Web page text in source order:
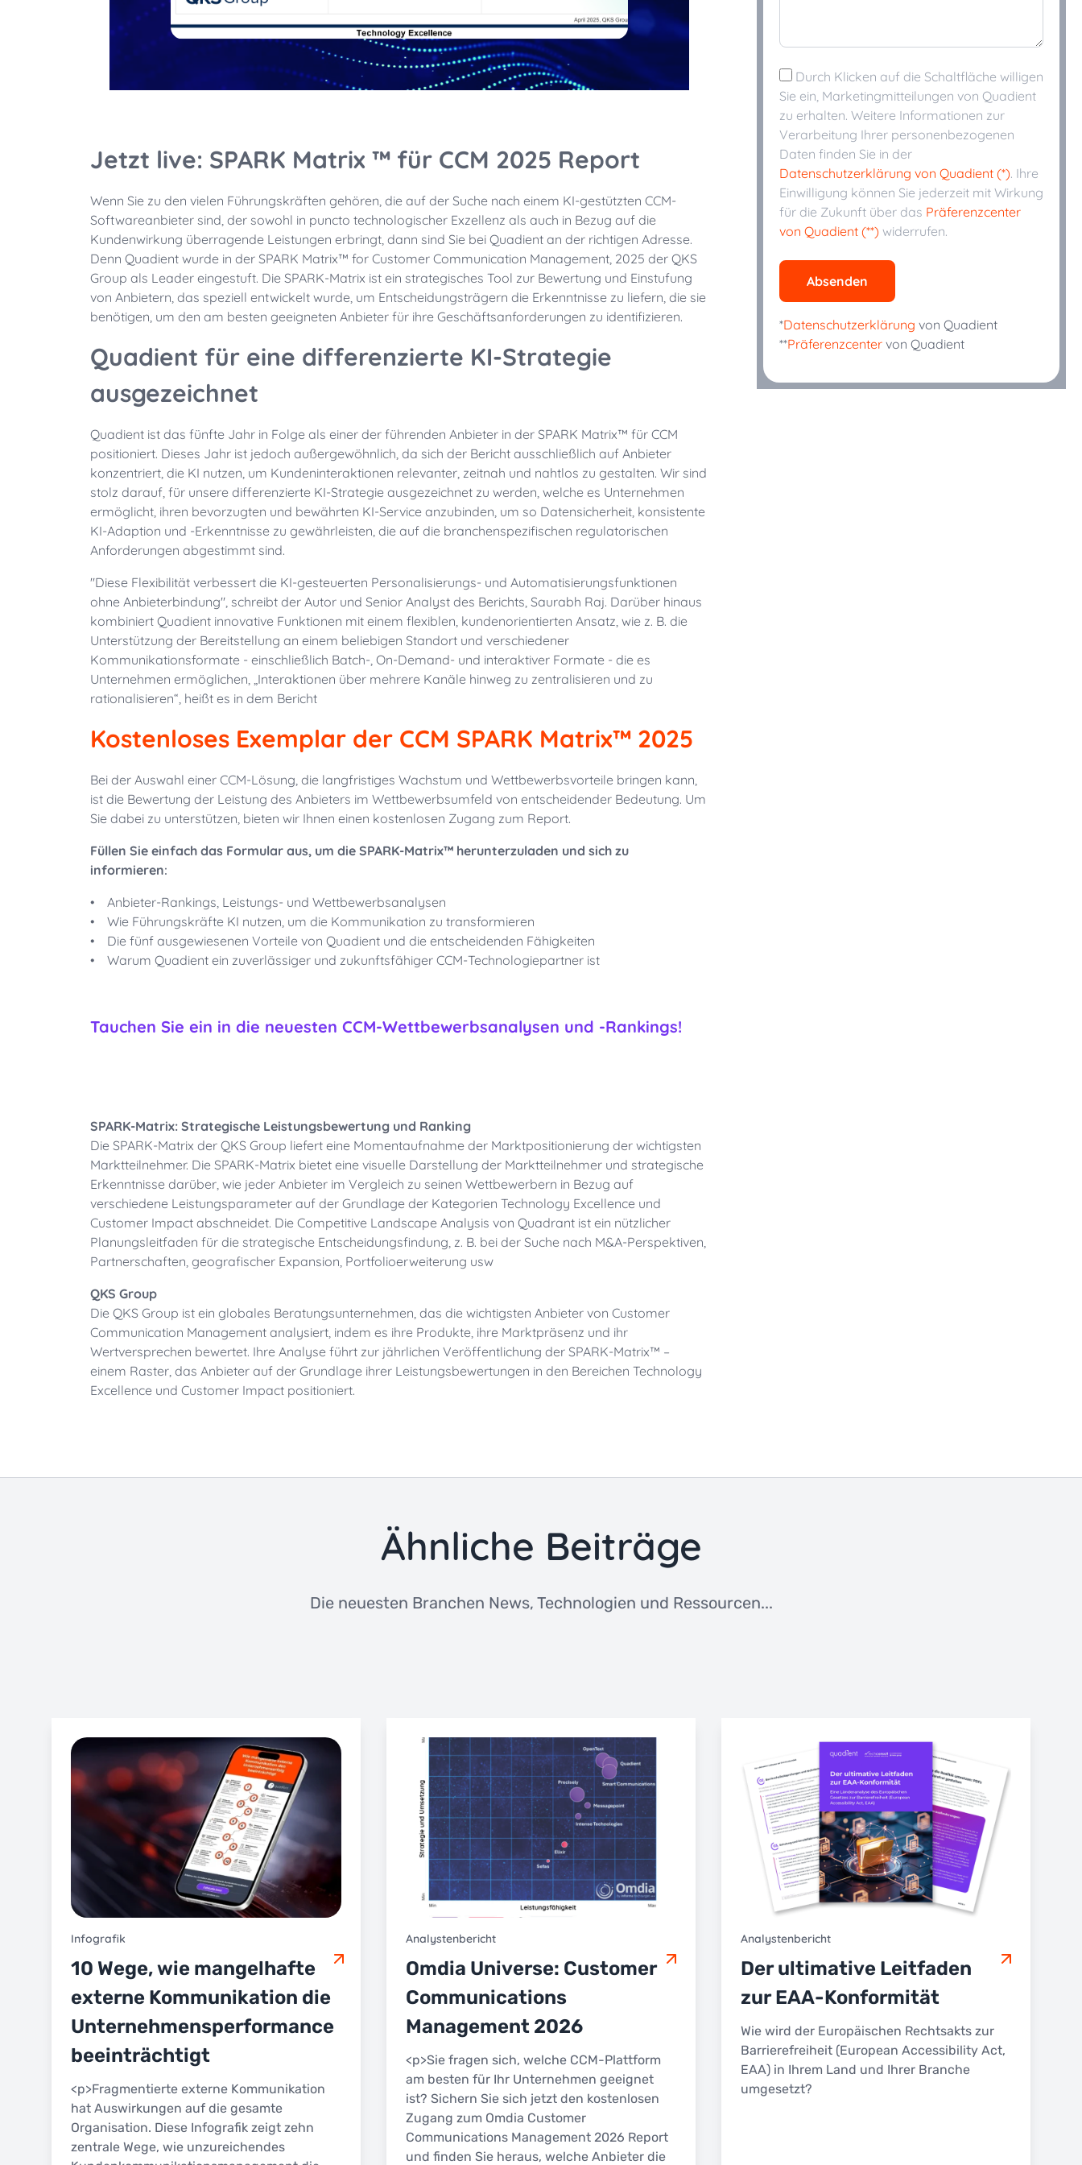
Durch Klicken auf die Schaltfläche willigen
Sie ein, Marketingmitteilungen von Quadient
zu erhalten. Weitere Informationen zur
Verarbeitung Ihrer personenbezogenen
Daten finden Sie in der
Datenschutzerklärung von Quadient (*). Ihre
Einwilligung können Sie jederzeit mit Wirkung
für die Zukunft über das Präferenzcenter
von Quadient (**) widerrufen.
Absenden
*Datenschutzerklärung von Quadient
**Präferenzcenter von Quadient
Jetzt live: SPARK Matrix ™ für CCM 2025 Report
Wenn Sie zu den vielen Führungskräften gehören, die auf der Suche nach einem KI-gestützten CCM-
Softwareanbieter sind, der sowohl in puncto technologischer Exzellenz als auch in Bezug auf die
Kundenwirkung überragende Leistungen erbringt, dann sind Sie bei Quadient an der richtigen Adresse.
Denn Quadient wurde in der SPARK Matrix™ for Customer Communication Management, 2025 der QKS
Group als Leader eingestuft. Die SPARK-Matrix ist ein strategisches Tool zur Bewertung und Einstufung
von Anbietern, das speziell entwickelt wurde, um Entscheidungsträgern die Erkenntnisse zu liefern, die sie
benötigen, um den am besten geeigneten Anbieter für ihre Geschäftsanforderungen zu identifizieren.
Quadient für eine differenzierte KI-Strategie
ausgezeichnet
Quadient ist das fünfte Jahr in Folge als einer der führenden Anbieter in der SPARK Matrix™ für CCM
positioniert. Dieses Jahr ist jedoch außergewöhnlich, da sich der Bericht ausschließlich auf Anbieter
konzentriert, die KI nutzen, um Kundeninteraktionen relevanter, zeitnah und nahtlos zu gestalten. Wir sind
stolz darauf, für unsere differenzierte KI-Strategie ausgezeichnet zu werden, welche es Unternehmen
ermöglicht, ihren bevorzugten und bewährten KI-Service anzubinden, um so Datensicherheit, konsistente
KI-Adaption und -Erkenntnisse zu gewährleisten, die auf die branchenspezifischen regulatorischen
Anforderungen abgestimmt sind.
"Diese Flexibilität verbessert die KI-gesteuerten Personalisierungs- und Automatisierungsfunktionen
ohne Anbieterbindung", schreibt der Autor und Senior Analyst des Berichts, Saurabh Raj. Darüber hinaus
kombiniert Quadient innovative Funktionen mit einem flexiblen, kundenorientierten Ansatz, wie z. B. die
Unterstützung der Bereitstellung an einem beliebigen Standort und verschiedener
Kommunikationsformate - einschließlich Batch-, On-Demand- und interaktiver Formate - die es
Unternehmen ermöglichen, „Interaktionen über mehrere Kanäle hinweg zu zentralisieren und zu
rationalisieren“, heißt es in dem Bericht
Kostenloses Exemplar der CCM SPARK Matrix™ 2025
Bei der Auswahl einer CCM-Lösung, die langfristiges Wachstum und Wettbewerbsvorteile bringen kann,
ist die Bewertung der Leistung des Anbieters im Wettbewerbsumfeld von entscheidender Bedeutung. Um
Sie dabei zu unterstützen, bieten wir Ihnen einen kostenlosen Zugang zum Report.
Füllen Sie einfach das Formular aus, um die SPARK-Matrix™ herunterzuladen und sich zu
informieren:
• Anbieter-Rankings, Leistungs- und Wettbewerbsanalysen
• Wie Führungskräfte KI nutzen, um die Kommunikation zu transformieren
• Die fünf ausgewiesenen Vorteile von Quadient und die entscheidenden Fähigkeiten
• Warum Quadient ein zuverlässiger und zukunftsfähiger CCM-Technologiepartner ist
Tauchen Sie ein in die neuesten CCM-Wettbewerbsanalysen und -Rankings!
SPARK-Matrix: Strategische Leistungsbewertung und Ranking
Die SPARK-Matrix der QKS Group liefert eine Momentaufnahme der Marktpositionierung der wichtigsten
Marktteilnehmer. Die SPARK-Matrix bietet eine visuelle Darstellung der Marktteilnehmer und strategische
Erkenntnisse darüber, wie jeder Anbieter im Vergleich zu seinen Wettbewerbern in Bezug auf
verschiedene Leistungsparameter auf der Grundlage der Kategorien Technology Excellence und
Customer Impact abschneidet. Die Competitive Landscape Analysis von Quadrant ist ein nützlicher
Planungsleitfaden für die strategische Entscheidungsfindung, z. B. bei der Suche nach M&A-Perspektiven,
Partnerschaften, geografischer Expansion, Portfolioerweiterung usw
QKS Group
Die QKS Group ist ein globales Beratungsunternehmen, das die wichtigsten Anbieter von Customer
Communication Management analysiert, indem es ihre Produkte, ihre Marktpräsenz und ihr
Wertversprechen bewertet. Ihre Analyse führt zur jährlichen Veröffentlichung der SPARK-Matrix™ –
einem Raster, das Anbieter auf der Grundlage ihrer Leistungsbewertungen in den Bereichen Technology
Excellence und Customer Impact positioniert.
Ähnliche Beiträge
Die neuesten Branchen News, Technologien und Ressourcen...
Infografik
10 Wege, wie mangelhafte
externe Kommunikation die
Unternehmensperformance
beeinträchtigt
<p>Fragmentierte externe Kommunikation
hat Auswirkungen auf die gesamte
Organisation. Diese Infografik zeigt zehn
zentrale Wege, wie unzureichendes
Analystenbericht
Omdia Universe: Customer
Communications
Management 2026
<p>Sie fragen sich, welche CCM-Plattform
am besten für Ihr Unternehmen geeignet
ist? Sichern Sie sich jetzt den kostenlosen
Zugang zum Omdia Customer
Communications Management 2026 Report
und finden Sie heraus, welche Anbieter die
Analystenbericht
Der ultimative Leitfaden
zur EAA-Konformität
Wie wird der Europäischen Rechtsakts zur
Barrierefreiheit (European Accessibility Act,
EAA) in Ihrem Land und Ihrer Branche
umgesetzt?